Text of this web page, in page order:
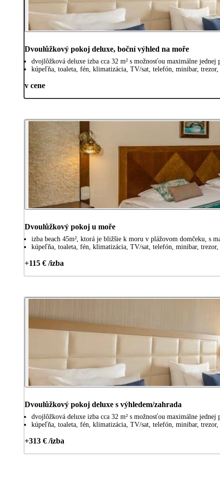
Dvoulůžkový pokoj deluxe, boční výhled na moře
dvojlôžková deluxe izba cca 32 m² s možnosťou maximálne jednej
kúpeľňa, toaleta, fén, klimatizácia, TV/sat, telefón, minibar, trezor,
v cene
Dvoulůžkový pokoj u moře
izba beach 45m², ktorá je bližšie k moru v plážovom domčeku, s
kúpeľňa, toaleta, fén, klimatizácia, TV/sat, telefón, minibar, trezor,
+115 € /izba
Dvoulůžkový pokoj deluxe s výhledem/zahrada
dvojlôžková deluxe izba cca 32 m² s možnosťou maximálne jednej
kúpeľňa, toaleta, fén, klimatizácia, TV/sat, telefón, minibar, trezor,
+313 € /izba